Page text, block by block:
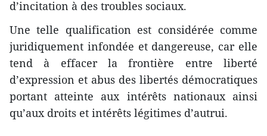
d’incitation à des troubles sociaux.
Une telle qualification est considérée comme
juridiquement infondée et dangereuse, car elle
tend à effacer la frontière entre liberté
d’expression et abus des libertés démocratiques
portant atteinte aux intérêts nationaux ainsi
qu’aux droits et intérêts légitimes d’autrui.